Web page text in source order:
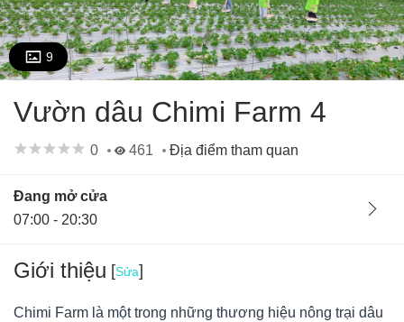
9
Vườn dâu Chimi Farm 4
0 461 Địa điểm tham quan
Đang mở cửa
07:00 - 20:30
Giới thiệu [Sửa]
Chimi Farm là một trong những thương hiệu nông trại dâu